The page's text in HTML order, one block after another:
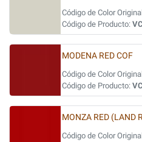
Código de Color
Código de Producto:
MODENA RED COF
Código de Color
Código de Producto:
MONZA RED (LAND
Código de Color